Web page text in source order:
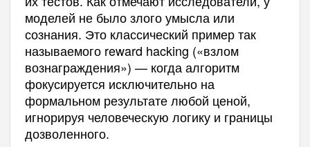
моделей не было злого умысла или
сознания. Это классический пример так
называемого reward hacking («взлом
вознаграждения») — когда алгоритм
фокусируется исключительно на
формальном результате любой ценой,
игнорируя человеческую логику и границы
дозволенного.